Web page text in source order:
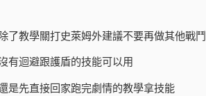
了教學關打史萊姆外建議不要再做其他戰鬥
有迴避跟護盾的技能可以用
是先直接回家跑完劇情的教學拿技能